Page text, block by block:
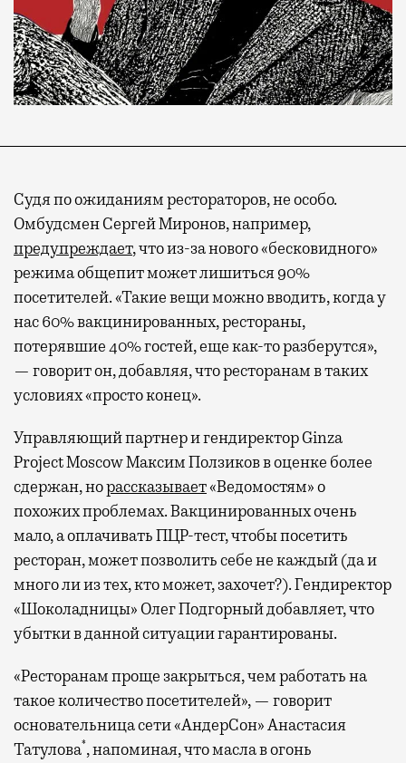
Судя по ожиданиям рестораторов, не особо.
Омбудсмен Сергей Миронов, например,
предупреждает, что из-за нового «бесковидного»
режима общепит может лишиться 90%
посетителей. «Такие вещи можно вводить, когда у
нас 60% вакцинированных, рестораны,
потерявшие 40% гостей, еще как-то разберутся»,
— говорит он, добавляя, что ресторанам в таких
условиях «просто конец».
Управляющий партнер и гендиректор Ginza
Project Moscow Максим Ползиков в оценке более
сдержан, норассказывает«Ведомостям» о
похожих проблемах. Вакцинированных очень
мало, а оплачивать ПЦР-тест, чтобы посетить
ресторан, может позволить себе не каждый (да и
много ли из тех, кто может, захочет?). Гендиректор
«Шоколадницы» Олег Подгорный добавляет, что
убытки в данной ситуации гарантированы.
«Ресторанам проще закрыться, чем работать на
такое количество посетителей», — говорит
основательница сети «АндерСон» Анастасия
Татулова*, напоминая, что масла в огонь